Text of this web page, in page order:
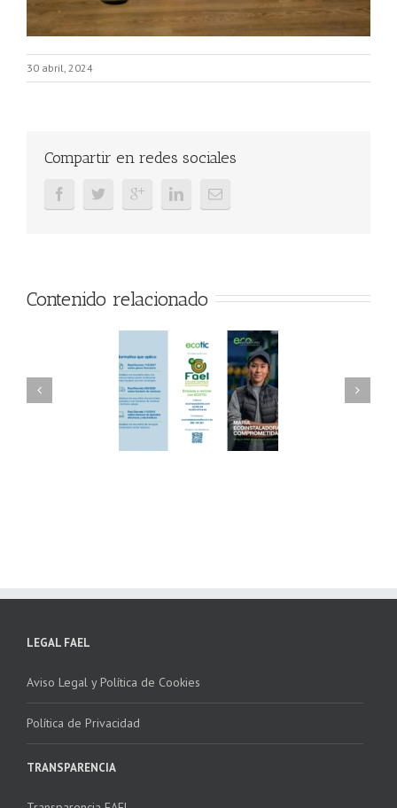
30 abril, 2024
Compartir en redes sociales
Contenido relacionado
AAEL y
FAEL, Ecoasimelec y
Parque Joyero
Córdoba, colaboran
LEGAL FAEL
Aviso Legal y Política de Cookies
Política de Privacidad
TRANSPARENCIA